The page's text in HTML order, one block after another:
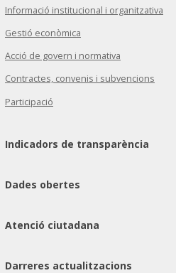
Informació institucional i organitzativa
Gestió econòmica
Acció de govern i normativa
Contractes, convenis i subvencions
Participació
Indicadors de transparència
Dades obertes
Atenció ciutadana
Darreres actualitzacions